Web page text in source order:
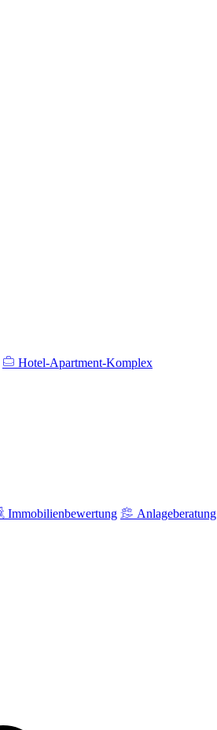
Hotel-Apartment-Komplex
Immobilienbewertung Anlageberatung